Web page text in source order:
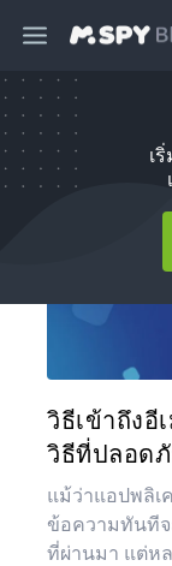
เ
วิธีเข้าถึงอี
วิธีที่ปลอด
แม้ว่าแอปพลิเ
ข้อความทันทีจ
ที่ผ่านมา แต่ห